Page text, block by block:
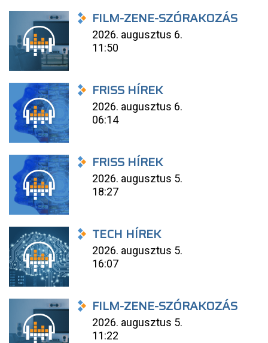
FILM-ZENE-SZÓRAKOZÁS
2026. augusztus 6.
11:50
FRISS HÍREK
2026. augusztus 6.
06:14
FRISS HÍREK
2026. augusztus 5.
18:27
TECH HÍREK
2026. augusztus 5.
16:07
FILM-ZENE-SZÓRAKOZÁS
2026. augusztus 5.
11:22